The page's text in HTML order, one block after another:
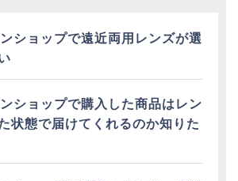
ショップで遠近両用レンズが選
ショップで購入した商品はレン
状態で届けてくれるのか知りた